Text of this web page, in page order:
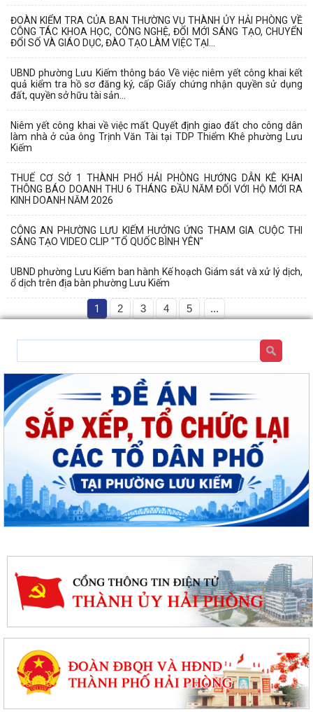
ĐOÀN KIỂM TRA CỦA BAN THƯỜNG VỤ THÀNH ỦY HẢI PHÒNG VỀ
CÔNG TÁC KHOA HỌC, CÔNG NGHỆ, ĐỔI MỚI SÁNG TẠO, CHUYỂN
ĐỔI SỐ VÀ GIÁO DỤC, ĐÀO TẠO LÀM VIỆC TẠI...
UBND phường Lưu Kiếm thông báo Về việc niêm yết công khai kết
quả kiểm tra hồ sơ đăng ký, cấp Giấy chứng nhận quyền sử dụng
đất, quyền sở hữu tài sản...
Niêm yết công khai về việc mất Quyết định giao đất cho công dân
làm nhà ở của ông Trịnh Văn Tài tại TDP Thiểm Khê phường Lưu
Kiếm
THUẾ CƠ SỞ 1 THÀNH PHỐ HẢI PHÒNG HƯỚNG DẪN KÊ KHAI
THÔNG BÁO DOANH THU 6 THÁNG ĐẦU NĂM ĐỐI VỚI HỘ MỚI RA
KINH DOANH NĂM 2026
CÔNG AN PHƯỜNG LƯU KIẾM HƯỞNG ỨNG THAM GIA CUỘC THI
SÁNG TẠO VIDEO CLIP "TỔ QUỐC BÌNH YÊN"
UBND phường Lưu Kiếm ban hành Kế hoạch Giám sát và xử lý dịch,
ổ dịch trên địa bàn phường Lưu Kiếm
1 2 3 4 5 ...